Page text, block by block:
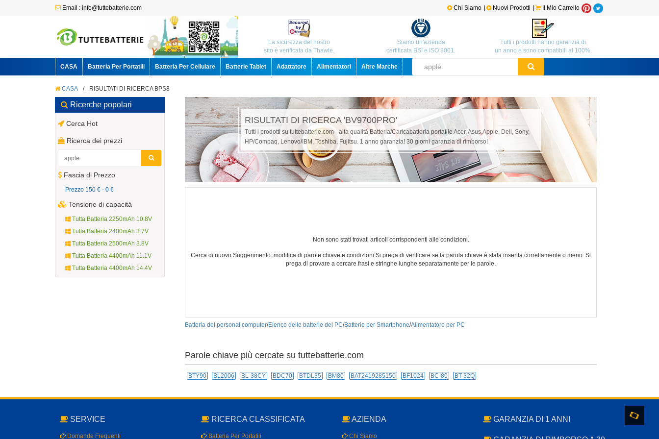
Email : info@tuttebatterie.com Il Mio Carrello
Nuovi Prodotti
Chi Siamo
La sicurezza del nostro
sito è verificata da Thawte.
Siamo un'azienda
certificata BSI e ISO 9001.
Tutti i prodotti hanno garanzia di
un anno e sono compatibili al 100%.
CASA Batteria Per Portatili Batteria Per Cellulare Batterie Tablet Adattatore Alimentatori Altre Marche
CASA / RISULTATI DI RICERCA BPS8
RISULTATI DI RICERCA 'BV9700PRO'
Tutti i prodotti su tuttebatterie.com - alta qualità Batteria/Caricabatteria portatile Acer, Asus,Apple, Dell, Sony,
HP/Compaq, Lenovo/IBM, Toshiba, Fujitsu. 1 anno garanzia! 30 giorni garanzia di rimborso!
Non sono stati trovati articoli corrispondenti alle condizioni.
Cerca di nuovo Suggerimento: modifica di parole chiave e condizioni Si prega di verificare se la parola chiave è stata inserita correttamente o meno. Si
prega di provare a cercare frasi e stringhe lunghe separatamente per le parole.
Batteria del personal computer/Elenco delle batterie del PC/Batterie per Smartphone/Alimentatore per PC
Parole chiave più cercate su tuttebatterie.com
BTY90 BL2006 BL-38CY BDC70 BTDL35 BM80 BAT2419285150 BF1024 BC-80 BT-32Q
Ricerche popolari
Cerca Hot
Ricerca dei prezzi
Fascia di Prezzo
Prezzo 150 € - 0 €
Tensione di capacità
Tutta Batteria 2250mAh 10.8V
Tutta Batteria 2400mAh 3.7V
Tutta Batteria 2500mAh 3.8V
Tutta Batteria 4400mAh 11.1V
Tutta Batteria 4400mAh 14.4V
SERVICE
Domande Frequenti
RICERCA CLASSIFICATA
Batteria Per Portatili
AZIENDA
Chi Siamo
GARANZIA DI 1 ANNI